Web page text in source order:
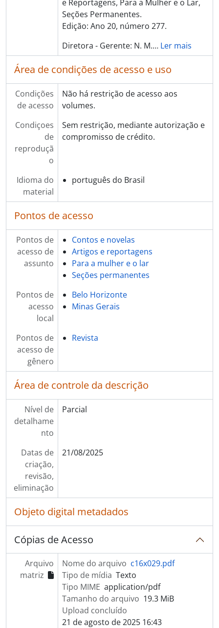
e Reportagens, Para a Mulher e o Lar,
Seções Permanentes.
Edição: Ano 20, número 277.
Diretora - Gerente: N. M.… Ler mais
Área de condições de acesso e uso
Condições
de acesso
Não há restrição de acesso aos
volumes.
Condiçoes
de
reproduçã
o
Sem restrição, mediante autorização e
compromisso de crédito.
Idioma do
material
português do Brasil
Pontos de acesso
Pontos de
acesso de
assunto
Contos e novelas
Artigos e reportagens
Para a mulher e o lar
Seções permanentes
Pontos de
acesso
local
Belo Horizonte
Minas Gerais
Pontos de
acesso de
gênero
Revista
Área de controle da descrição
Nível de
detalhame
nto
Parcial
Datas de
criação,
revisão,
eliminação
21/08/2025
Objeto digital metadados
Cópias de Acesso
Arquivo
matriz
Nome do arquivo c16x029.pdf
Tipo de mídia Texto
Tipo MIME application/pdf
Tamanho do arquivo 19.3 MiB
Upload concluído
21 de agosto de 2025 16:43